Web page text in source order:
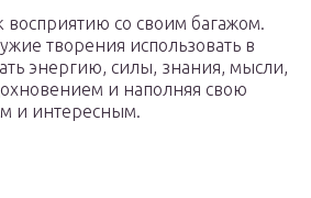
со своим багажом.
творения использовать в
энергию, силы, знания, мысли,
и наполняя свою
и интересным.